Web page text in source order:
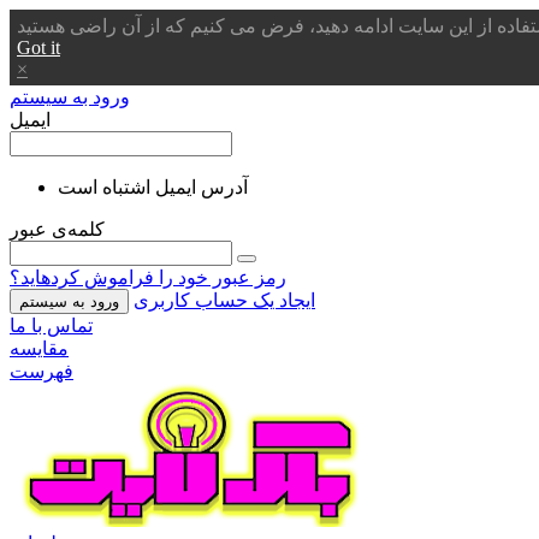
Got it
×
ورود به سیستم
ایمیل
آدرس ایمیل اشتباه است
کلمه‌ی عبور
رمز عبور خود را فراموش کردهاید؟
ورود به سیستم
ایجاد یک حساب کاربری
تماس با ما
مقایسه
فهرست